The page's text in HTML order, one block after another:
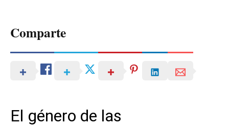
Comparte
El género de las